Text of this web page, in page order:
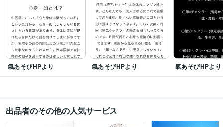
氣あそびHPより 氣あそびHPより 氣あそびHPより
出品者のその他の人気サービス